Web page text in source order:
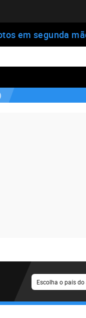
em segunda
Escolha o país do